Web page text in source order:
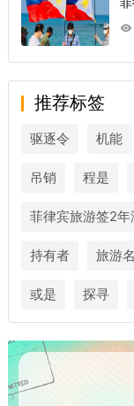
推荐标签
驱逐令 机能
吊销 程是
菲律宾旅游签2
持有者 旅游
或是 探寻